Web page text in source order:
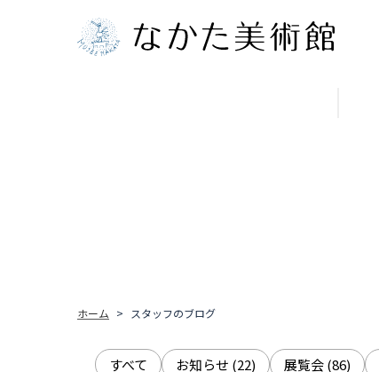
ホーム スタッフのブログ
すべて お知らせ (22) 展覧会(86)